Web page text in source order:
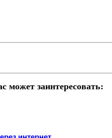
может заинтересовать: